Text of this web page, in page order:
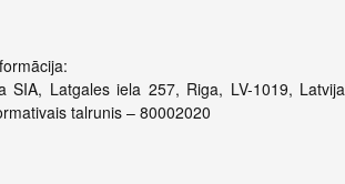
SIA, Latgales iela 257, Riga, LV-1019, Latvija
talrunis – 80002020